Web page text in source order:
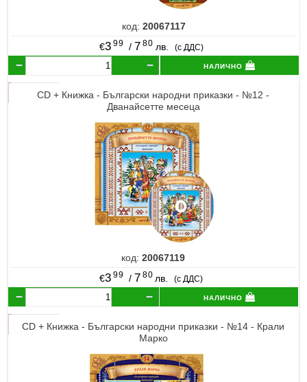
код: 20067117
€3 99 / 7 80 лв. (с ДДС)
налично
CD + Книжка - Български народни приказки - №12 -
Дванайсетте месеца
код: 20067119
€3 99 / 7 80 лв. (с ДДС)
налично
CD + Книжка - Български народни приказки - №14 - Крали
Марко